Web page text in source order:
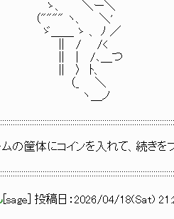
ー＼
、 ＼'
、 ﾉ ／
/<
つ
、
＼
ノ
にコインを入れて、続きをプ
sage ] 投稿日： 2026/04/18(Sat)